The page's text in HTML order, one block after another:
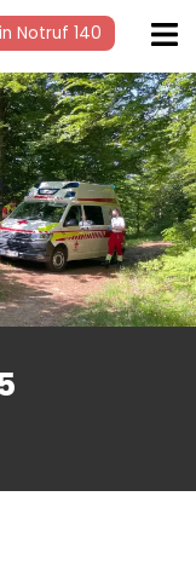
Notruf 140